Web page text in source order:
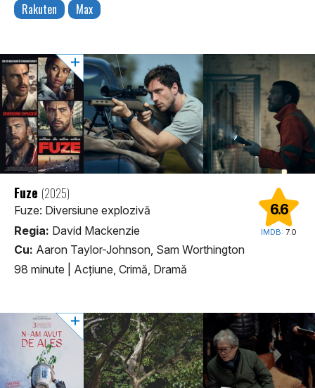
Rakuten Max
6.6
IMDB: 7.0
Fuze (2025)
Fuze: Diversiune explozivă
Regia: David Mackenzie
Cu: Aaron Taylor-Johnson, Sam Worthington
98 minute
Acţiune, Crimă, Dramă